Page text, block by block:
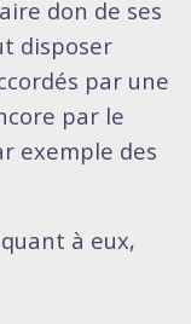
don de ses
disposer
par une
par le
exemple des
à eux,